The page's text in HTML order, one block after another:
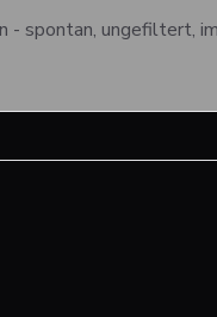
- spontan, ungefiltert,